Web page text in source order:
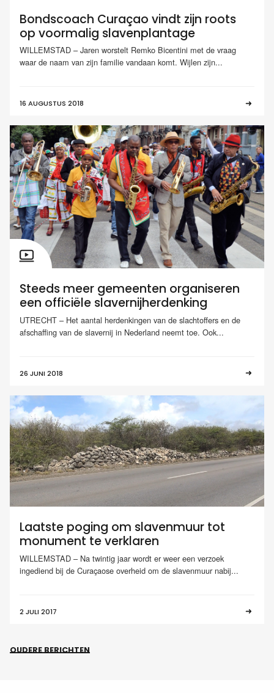
Bondscoach Curaçao vindt zijn roots
op voormalig slavenplantage
WILLEMSTAD – Jaren worstelt Remko Bicentini met de vraag
waar de naam van zijn familie vandaan komt. Wijlen zijn...
16 AUGUSTUS 2018
Steeds meer gemeenten organiseren
een officiële slavernijherdenking
UTRECHT – Het aantal herdenkingen van de slachtoffers en de
afschaffing van de slavernij in Nederland neemt toe. Ook...
26 JUNI 2018
Laatste poging om slavenmuur tot
monument te verklaren
WILLEMSTAD – Na twintig jaar wordt er weer een verzoek
ingediend bij de Curaçaose overheid om de slavenmuur nabij...
2 JULI 2017
OUDERE BERICHTEN